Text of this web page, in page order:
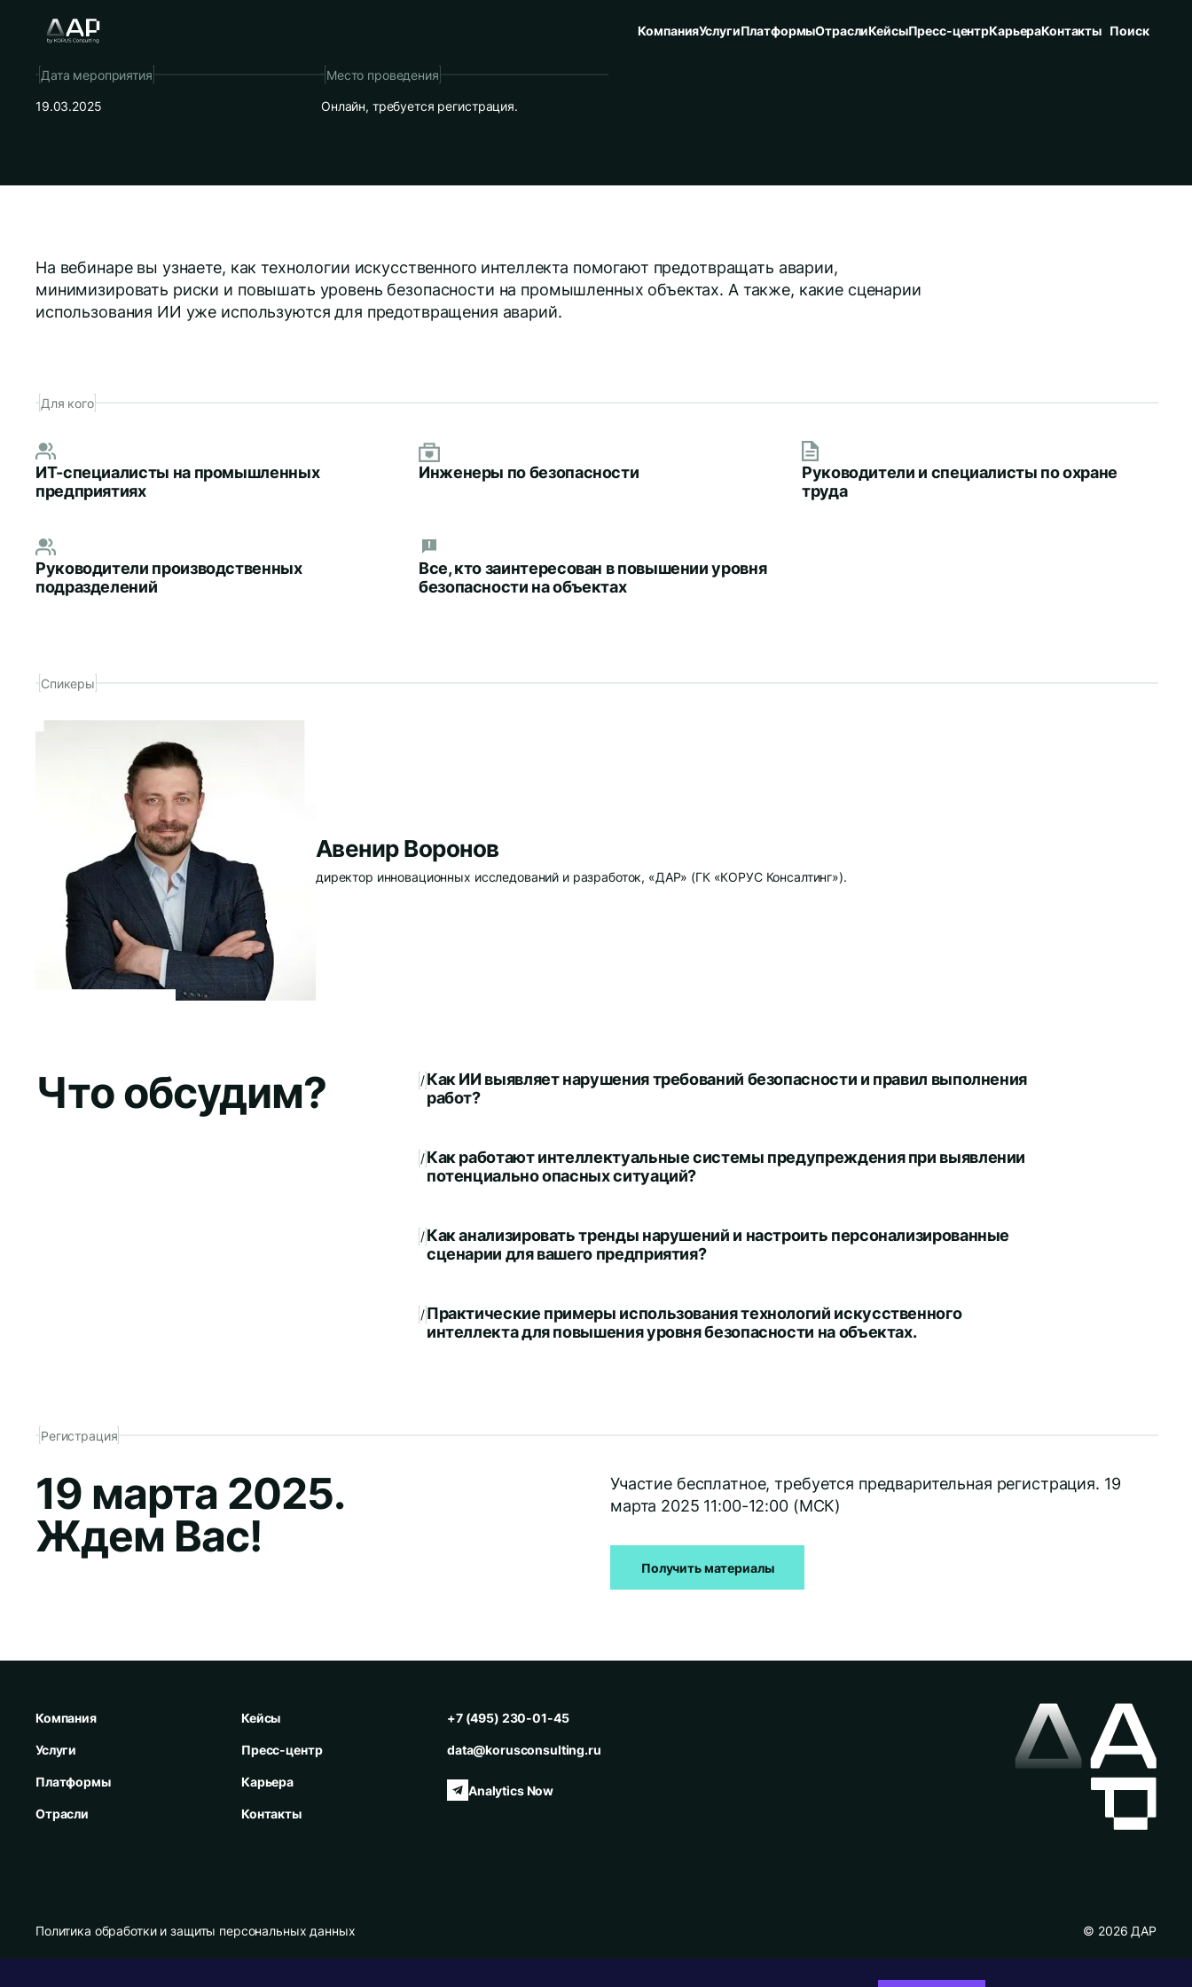
КомпанияУслугиПлатформыОтраслиКейсыПресс-центрКарьераКонтакты Поиск
Дата мероприятия
19.03.2025
Место проведения
Онлайн, требуется регистрация.
На вебинаре вы узнаете, как технологии искусственного интеллекта помогают предотвращать аварии,
минимизировать риски и повышать уровень безопасности на промышленных объектах. А также, какие сценарии
использования ИИ уже используются для предотвращения аварий.
Для кого
ИТ-специалисты на промышленных
предприятиях
Инженеры по безопасности
Руководители и специалисты по охране
труда
Руководители производственных
подразделений
Все, кто заинтересован в повышении уровня
безопасности на объектах
Спикеры
Авенир Воронов
директор инновационных исследований и разработок, «ДАР» (ГК «КОРУС Консалтинг»).
Что обсудим? /Как ИИ выявляет нарушения требований безопасности и правил выполнения
работ?
/Как работают интеллектуальные системы предупреждения при выявлении
потенциально опасных ситуаций?
/Как анализировать тренды нарушений и настроить персонализированные
сценарии для вашего предприятия?
/Практические примеры использования технологий искусственного
интеллекта для повышения уровня безопасности на объектах.
Регистрация
19 марта 2025.
Ждем Вас!
Участие бесплатное, требуется предварительная регистрация. 19
марта 2025 11:00-12:00 (МСК)
Получить материалы
Компания
Услуги
Платформы
Отрасли
Кейсы
Пресс-центр
Карьера
Контакты
+7 (495) 230-01-45
data@korusconsulting.ru
Analytics Now
Политика обработки и защиты персональных данных © 2026 ДАР